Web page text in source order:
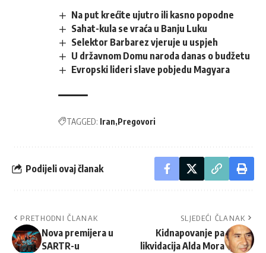
Na put krećite ujutro ili kasno popodne
Sahat-kula se vraća u Banju Luku
Selektor Barbarez vjeruje u uspjeh
U državnom Domu naroda danas o budžetu
Evropski lideri slave pobjedu Magyara
TAGGED: Iran Pregovori
Podijeli ovaj članak
PRETHODNI ČLANAK
Nova premijera u
SARTR-u
SLJEDEĆI ČLANAK
Kidnapovanje pa
likvidacija Alda Mora